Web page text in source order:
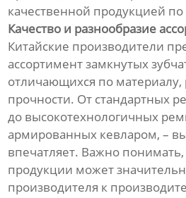
качественной продукцией
Качество и разнообразие
Китайские производители
ассортимент замкнутых
отличающихся по
прочности. От стандартных
до высокотехнологичных
армированных кевларом, –
впечатляет. Важно понимать,
продукции может
производителя к